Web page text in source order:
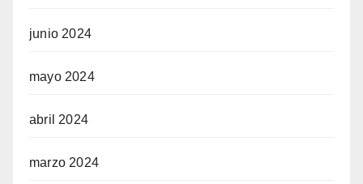
junio 2024
mayo 2024
abril 2024
marzo 2024